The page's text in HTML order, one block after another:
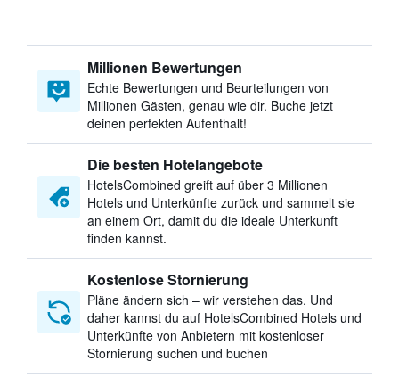
Millionen Bewertungen
Echte Bewertungen und Beurteilungen von
Millionen Gästen, genau wie dir. Buche jetzt
deinen perfekten Aufenthalt!
Die besten Hotelangebote
HotelsCombined greift auf über 3 Millionen
Hotels und Unterkünfte zurück und sammelt sie
an einem Ort, damit du die ideale Unterkunft
finden kannst.
Kostenlose Stornierung
Pläne ändern sich – wir verstehen das. Und
daher kannst du auf HotelsCombined Hotels und
Unterkünfte von Anbietern mit kostenloser
Stornierung suchen und buchen